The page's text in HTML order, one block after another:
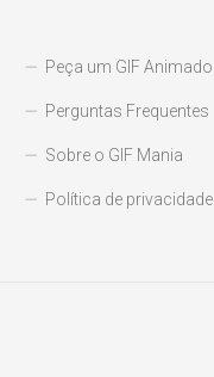
Peça um GIF Animado
Perguntas Frequentes
Sobre o GIF Mania
Política de privacidade